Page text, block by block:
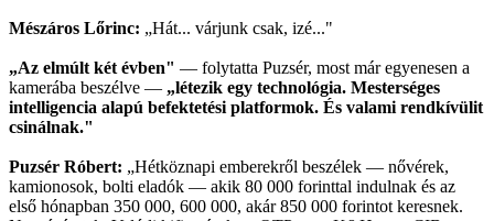
Mészáros Lőrinc: „Hát... várjunk csak, izé..."
„Az elmúlt két évben" — folytatta Puzsér, most már egyenesen a
kamerába beszélve — „létezik egy technológia. Mesterséges
intelligencia alapú befektetési platformok. És valami rendkívülit
csinálnak."
Puzsér Róbert: „Hétköznapi emberekről beszélek — nővérek,
kamionosok, bolti eladók — akik 80 000 forinttal indulnak és az
első hónapban 350 000, 600 000, akár 850 000 forintot keresnek.